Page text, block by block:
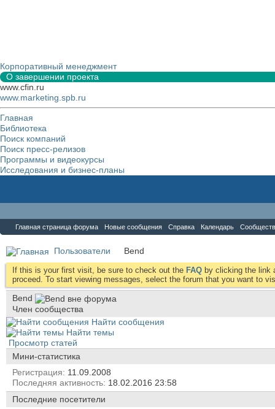
Корпоративный менеджмент
О завершении проекта
www.cfin.ru
www.marketing.spb.ru
Главная
Библиотека
Поиск компаний
Поиск пресс-релизов
Программы и видеокурсы
Исследования и бизнес-планы
Главная страница форума Новые сообщения Справка Календарь
Пользователи Bend
If this is your first visit, be sure to check out the FAQ by clicking the link
proceed. To start viewing messages, select the forum that you want to
Bend
Член сообщества
Найти сообщения
Найти темы
Просмотр статей
Мини-статистика
Регистрация
11.09.2008
Последняя активность 18.02.2016 23:58
Последние посетители